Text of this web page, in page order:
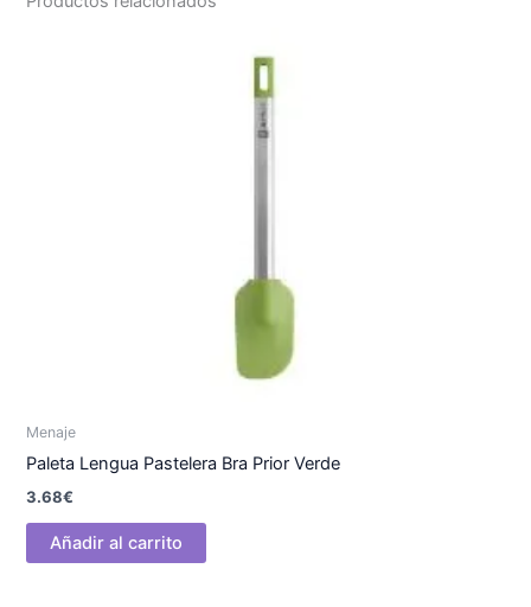
Menaje
Paleta Lengua Pastelera Bra Prior Verde
3.68€
Añadir al carrito